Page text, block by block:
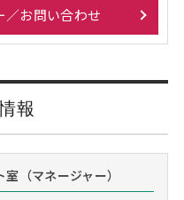
／お問い合わせ
報
（マネージャー）